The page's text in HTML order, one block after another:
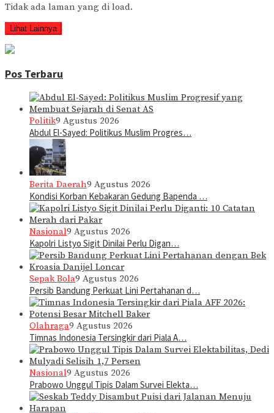
Tidak ada laman yang di load.
Lihat Lainnya
Pos Terbaru
Politik9 Agustus 2026
Abdul El-Sayed: Politikus Muslim Progres…
Berita Daerah9 Agustus 2026
Kondisi Korban Kebakaran Gedung Bapenda …
Nasional9 Agustus 2026
Kapolri Listyo Sigit Dinilai Perlu Digan…
Sepak Bola9 Agustus 2026
Persib Bandung Perkuat Lini Pertahanan d…
Olahraga9 Agustus 2026
Timnas Indonesia Tersingkir dari Piala A…
Nasional9 Agustus 2026
Prabowo Unggul Tipis Dalam Survei Elekta…